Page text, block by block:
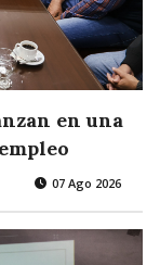
en una
07 Ago 2026